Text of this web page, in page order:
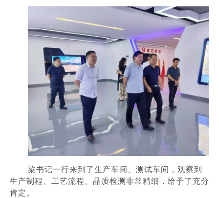
梁书记一行来到了生产车间、测试车间，观察到
生产制程、工艺流程、品质检测非常精细，给予了充分
肯定。